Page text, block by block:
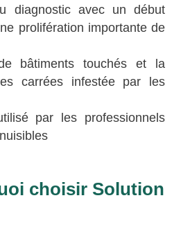
diagnostic avec un début
prolifération importante de
bâtiments touchés et la
carrées infestée par les
par les professionnels
choisir Solution